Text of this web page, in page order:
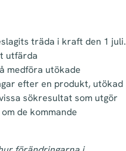
träda i kraft den 1 juli.
utfärda
medföra utökade
efter en produkt, utökad
sökresultat som utgör
de kommande